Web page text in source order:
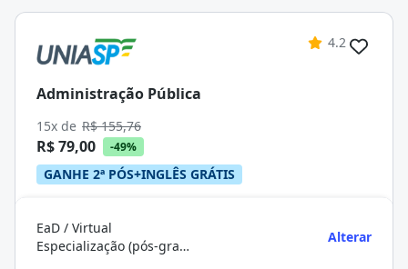
4.2
Administração Pública
15x de R$ 155,76
R$ 79,00 -49%
GANHE 2ª PÓS+INGLÊS GRÁTIS
EaD / Virtual
Especialização (pós-graduação)
Alterar